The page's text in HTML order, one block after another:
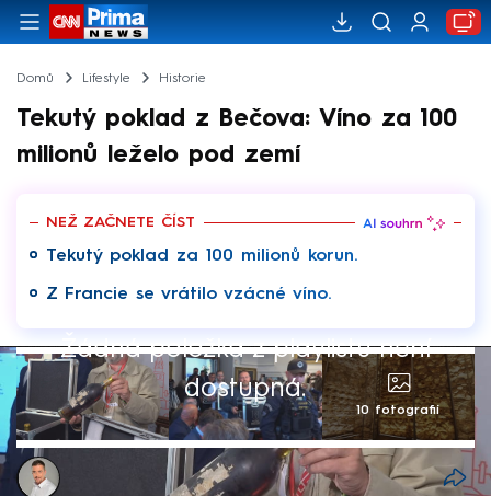
Domů Lifestyle Historie
Tekutý poklad z Bečova: Víno za 100
milionů leželo pod zemí
NEŽ ZAČNETE ČÍST
Tekutý poklad za 100 milionů korun.
Z Francie se vrátilo vzácné víno.
Žádná položka z playlistu není
dostupná.
10 fotografií
Tomáš Polák, Karlovy Vary
2. čvn 2026, 08:26